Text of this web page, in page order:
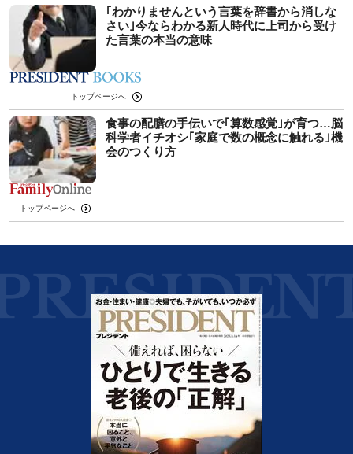
｢わかりませんという言葉を辞書から消しな
さい｣今ならわかる新人時代に上司から受け
た言葉の本当の意味
トップページへ
食事の配膳の手伝いで｢算数感覚｣が育つ…脳
科学者イチオシ｢家庭で数の概念に触れる｣機
会のつくり方
トップページへ